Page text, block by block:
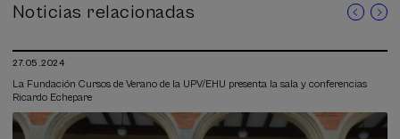
Noticias relacionadas
27.05.2024
La Fundación Cursos de Verano de la UPV/EHU presenta la sala y conferencias
Ricardo Echepare